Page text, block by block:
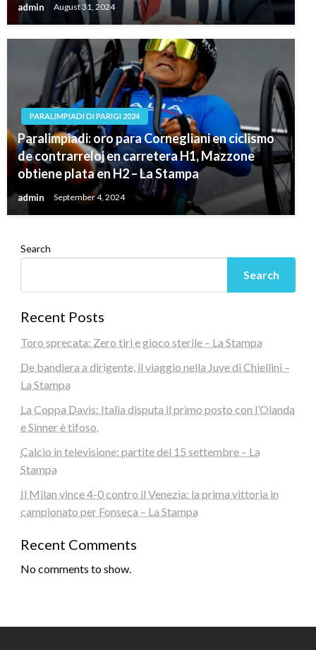
admin August 31, 2024
PARALIMPIADI DI PARIGI 2024
Paralimpiadi: oro para Cornegliani en ciclismo
de contrarreloj en carretera H1, Mazzone
obtiene plata en H2 – La Stampa
admin September 4, 2024
Search
Search
Recent Posts
Toro sprecata: Zero tiri e gioco sterile – La Stampa
De bandiera a dirigente, il viaggio nella Juve di Chiellini –
La Stampa
La Coppa Davis: Italia disputa il primo posto con l’Olanda
e Sinner è tifoso.
Calcio in televisione: partite del 15 settembre – La
Stampa
Il Milan vince 4-0 contro il Venezia: la prima vittoria in
campionato per Fonseca – La Stampa
Recent Comments
No comments to show.